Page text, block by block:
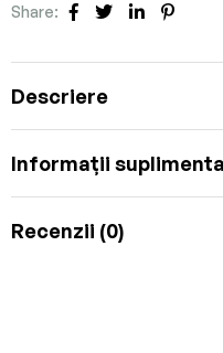
Share:
Facebook
TwitterLinkedin
Descriere
Informații
Recenzii (0)